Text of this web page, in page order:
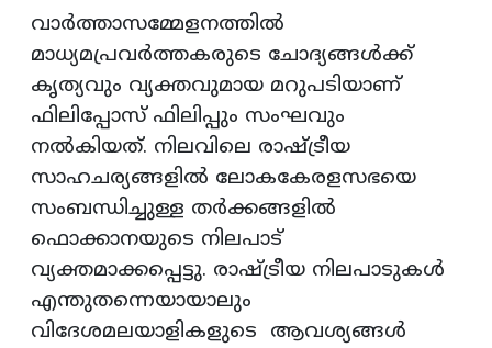
വാർത്താസമ്മേളനത്തിൽ
മാധ്യമപ്രവർത്തകരുടെ ചോദ്യങ്ങൾക്ക്
കൃത്യവും വ്യക്തവുമായ മറുപടിയാണ്
ഫിലിപ്പോസ് ഫിലിപ്പും സംഘവും
നൽകിയത്. നിലവിലെ രാഷ്ട്രീയ
സാഹചര്യങ്ങളിൽ ലോകകേരളസഭയെ
സംബന്ധിച്ചുള്ള തർക്കങ്ങളിൽ
ഫൊക്കാനയുടെ നിലപാട്
വ്യക്തമാക്കപ്പെട്ടു. രാഷ്ട്രീയ നിലപാടുകൾ
എന്തുതന്നെയായാലും
വിദേശമലയാളികളുടെ ആവശ്യങ്ങൾ